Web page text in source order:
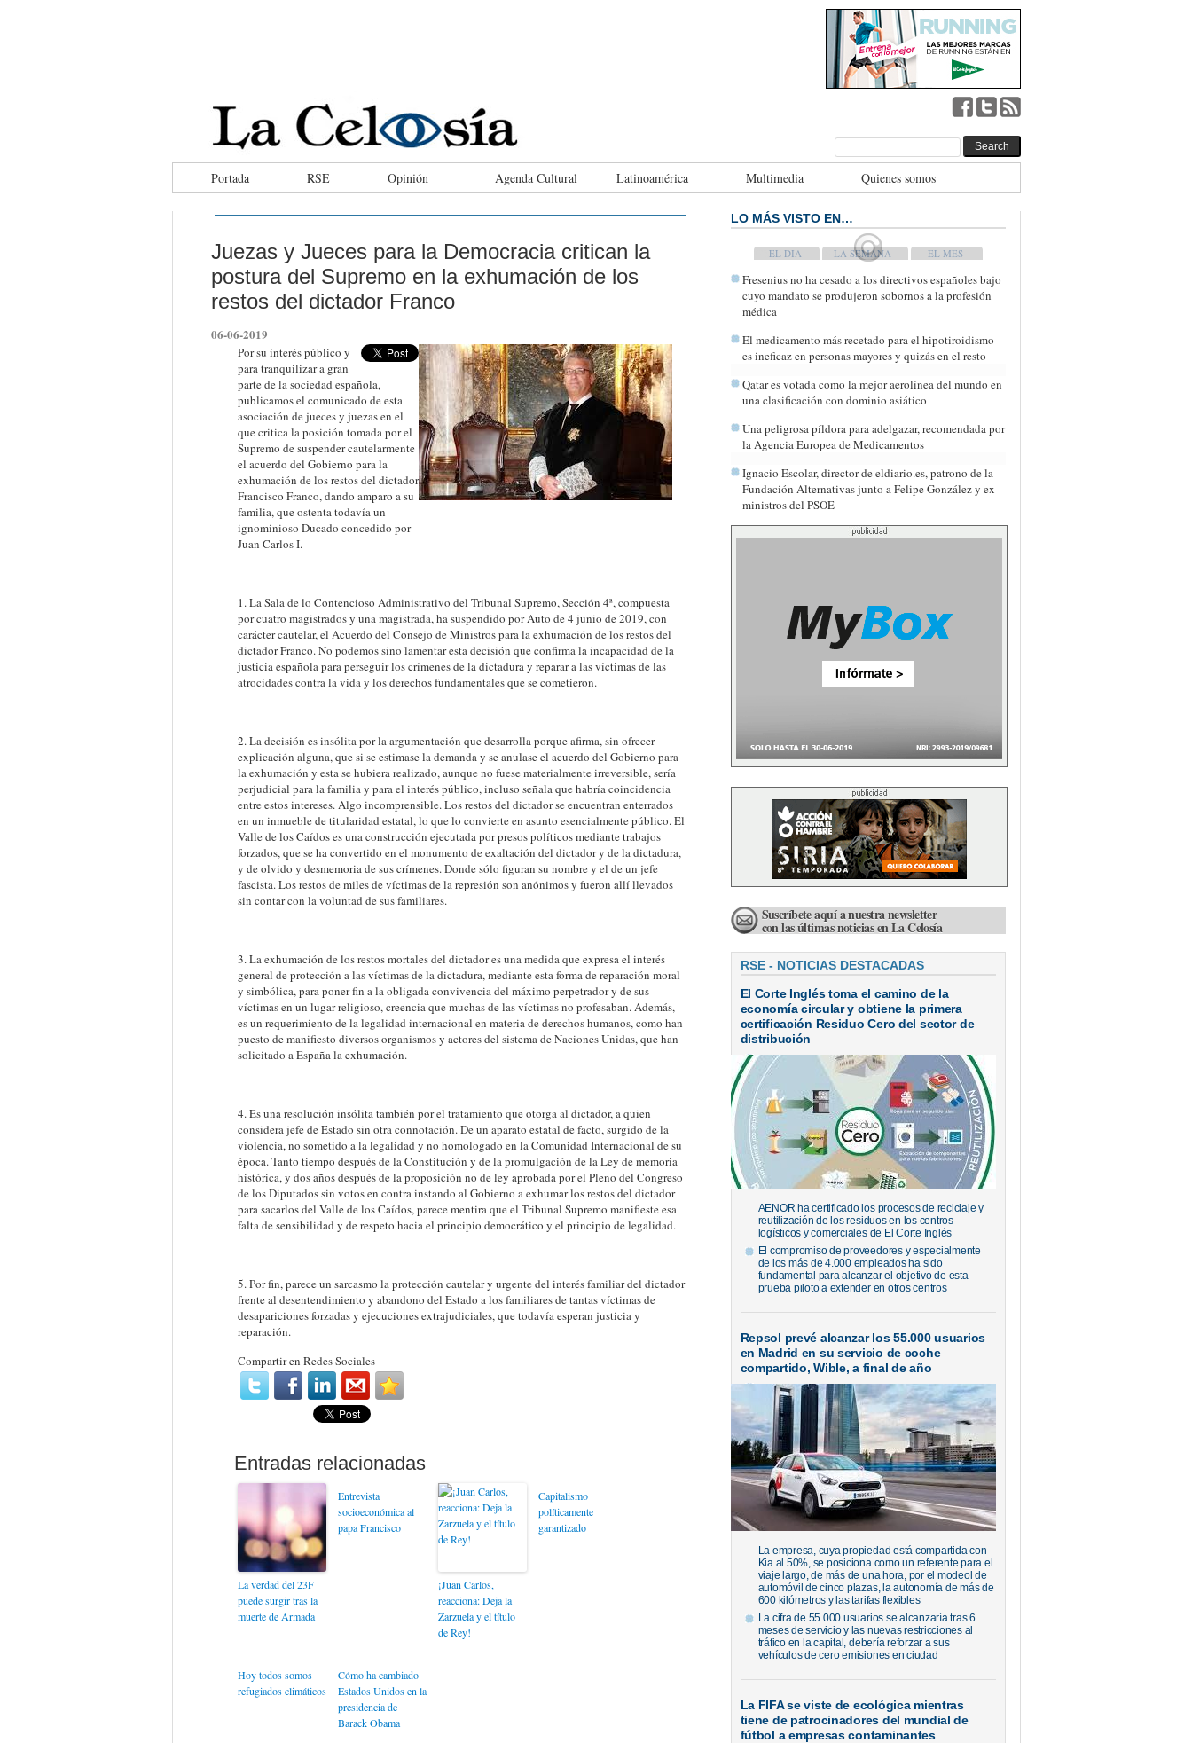
Portada RSE Opinión Agenda Cultural Latinoamérica Multimedia Quienes somos
Juezas y Jueces para la Democracia critican la
postura del Supremo en la exhumación de los
restos del dictador Franco
06-06-2019
Por su interés público y
para tranquilizar a gran
parte de la sociedad española,
publicamos el comunicado de esta
asociación de jueces y juezas en el
que critica la posición tomada por el
Supremo de suspender cautelarmente
el acuerdo del Gobierno para la
exhumación de los restos del dictador
Francisco Franco, dando amparo a su
familia, que ostenta todavía un
ignominioso Ducado concedido por
Juan Carlos I.
1. La Sala de lo Contencioso Administrativo del Tribunal Supremo, Sección 4ª, compuesta
por cuatro magistrados y una magistrada, ha suspendido por Auto de 4 junio de 2019, con
carácter cautelar, el Acuerdo del Consejo de Ministros para la exhumación de los restos del
dictador Franco. No podemos sino lamentar esta decisión que confirma la incapacidad de la
justicia española para perseguir los crímenes de la dictadura y reparar a las víctimas de las
atrocidades contra la vida y los derechos fundamentales que se cometieron.
2. La decisión es insólita por la argumentación que desarrolla porque afirma, sin ofrecer
explicación alguna, que si se estimase la demanda y se anulase el acuerdo del Gobierno para
la exhumación y esta se hubiera realizado, aunque no fuese materialmente irreversible, sería
perjudicial para la familia y para el interés público, incluso señala que habría coincidencia
entre estos intereses. Algo incomprensible. Los restos del dictador se encuentran enterrados
en un inmueble de titularidad estatal, lo que lo convierte en asunto esencialmente público. El
Valle de los Caídos es una construcción ejecutada por presos políticos mediante trabajos
forzados, que se ha convertido en el monumento de exaltación del dictador y de la dictadura,
y de olvido y desmemoria de sus crímenes. Donde sólo figuran su nombre y el de un jefe
fascista. Los restos de miles de víctimas de la represión son anónimos y fueron allí llevados
sin contar con la voluntad de sus familiares.
3. La exhumación de los restos mortales del dictador es una medida que expresa el interés
general de protección a las víctimas de la dictadura, mediante esta forma de reparación moral
y simbólica, para poner fin a la obligada convivencia del máximo perpetrador y de sus
víctimas en un lugar religioso, creencia que muchas de las víctimas no profesaban. Además,
es un requerimiento de la legalidad internacional en materia de derechos humanos, como han
puesto de manifiesto diversos organismos y actores del sistema de Naciones Unidas, que han
solicitado a España la exhumación.
4. Es una resolución insólita también por el tratamiento que otorga al dictador, a quien
considera jefe de Estado sin otra connotación. De un aparato estatal de facto, surgido de la
violencia, no sometido a la legalidad y no homologado en la Comunidad Internacional de su
época. Tanto tiempo después de la Constitución y de la promulgación de la Ley de memoria
histórica, y dos años después de la proposición no de ley aprobada por el Pleno del Congreso
de los Diputados sin votos en contra instando al Gobierno a exhumar los restos del dictador
para sacarlos del Valle de los Caídos, parece mentira que el Tribunal Supremo manifieste esa
falta de sensibilidad y de respeto hacia el principio democrático y el principio de legalidad.
5. Por fin, parece un sarcasmo la protección cautelar y urgente del interés familiar del dictador
frente al desentendimiento y abandono del Estado a los familiares de tantas víctimas de
desapariciones forzadas y ejecuciones extrajudiciales, que todavía esperan justicia y
reparación.
Compartir en Redes Sociales
La verdad del 23F
puede surgir tras la
muerte de Armada
Entrevista
socioeconómica al
papa Francisco
¡Juan Carlos,
reacciona: Deja la
Zarzuela y el título
de Rey!
Capitalismo
políticamente
garantizado
Hoy todos somos
refugiados climáticos
Cómo ha cambiado
Estados Unidos en la
presidencia de
Barack Obama
LO MÁS VISTO EN…
TODAY WEEK MONTH
Fresenius no ha cesado a los directivos españoles bajo
cuyo mandato se produjeron sobornos a la profesión
médica
El medicamento más recetado para el hipotiroidismo
es ineficaz en personas mayores y quizás en el resto
Qatar es votada como la mejor aerolínea del mundo en
una clasificación con dominio asiático
Una peligrosa píldora para adelgazar, recomendada por
la Agencia Europea de Medicamentos
Ignacio Escolar, director de eldiario.es, patrono de la
Fundación Alternativas junto a Felipe González y ex
ministros del PSOE
Suscríbete aquí a nuestra newsletter
con las últimas noticias en La Celosía
RSE - NOTICIAS DESTACADAS
El Corte Inglés toma el camino de la
economía circular y obtiene la primera
certificación Residuo Cero del sector de
distribución
AENOR ha certificado los procesos de reciclaje y
reutilización de los residuos en los centros
logísticos y comerciales de El Corte Inglés
El compromiso de proveedores y especialmente
de los más de 4.000 empleados ha sido
fundamental para alcanzar el objetivo de esta
prueba piloto a extender en otros centros
Repsol prevé alcanzar los 55.000 usuarios
en Madrid en su servicio de coche
compartido, Wible, a final de año
La empresa, cuya propiedad está compartida con
Kia al 50%, se posiciona como un referente para el
viaje largo, de más de una hora, por el modeol de
automóvil de cinco plazas, la autonomía de más de
600 kilómetros y las tarifas flexibles
La cifra de 55.000 usuarios se alcanzaría tras 6
meses de servicio y las nuevas restricciones al
tráfico en la capital, debería reforzar a sus
vehículos de cero emisiones en ciudad
La FIFA se viste de ecológica mientras
tiene de patrocinadores del mundial de
fútbol a empresas contaminantes